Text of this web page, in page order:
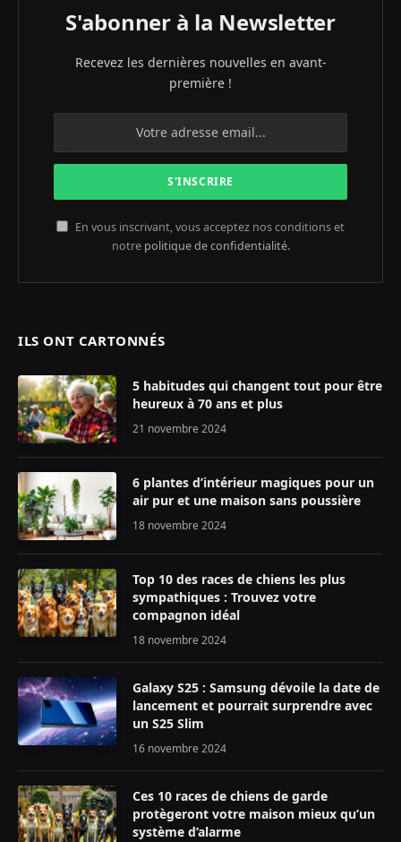
S'abonner à la Newsletter
Recevez les dernières nouvelles en avant-
première !
En vous inscrivant, vous acceptez nos conditions et
notre politique de confidentialité.
ILS ONT CARTONNÉS
5 habitudes qui changent tout pour être
heureux à 70 ans et plus
21 novembre 2024
6 plantes d’intérieur magiques pour un
air pur et une maison sans poussière
18 novembre 2024
Top 10 des races de chiens les plus
sympathiques : Trouvez votre
compagnon idéal
18 novembre 2024
Galaxy S25 : Samsung dévoile la date de
lancement et pourrait surprendre avec
un S25 Slim
16 novembre 2024
Ces 10 races de chiens de garde
protègeront votre maison mieux qu’un
système d’alarme